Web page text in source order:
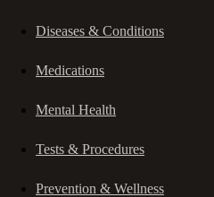
Diseases & Conditions
Medications
Mental Health
Tests & Procedures
Prevention & Wellness